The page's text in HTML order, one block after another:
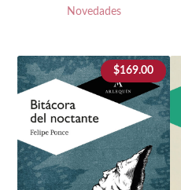
Novedades
$169.00